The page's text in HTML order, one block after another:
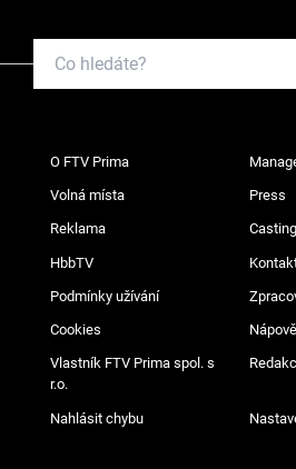
O FTV Prima
Volná místa Press
Reklama
HbbTV
Podmínky užívání
Cookies
Vlastník FTV Prima spol. s
r.o.
Nahlásit chybu